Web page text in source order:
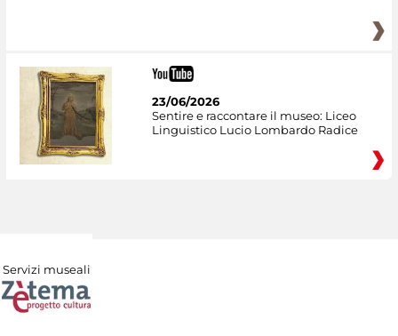
23/06/2026
Sentire e raccontare il museo: Liceo
Linguistico Lucio Lombardo Radice
Servizi museali